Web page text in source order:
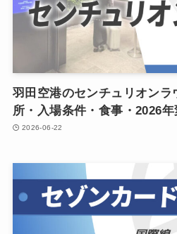
羽田空港のセンチュリオン
所・入場条件・食事・2026
2026-06-22